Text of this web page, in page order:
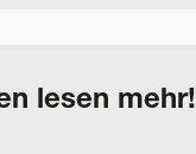
lesen mehr!